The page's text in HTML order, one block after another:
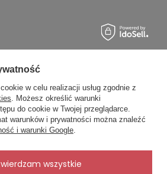
ZAMÓWIENIE
zamówienia
przesyłki
zwrócić produkt
×
✨ Asystent zakupowy
Napisz czego szukasz — pokażę
gotowe propozycje.
w celu realizacji usług zgodnie z
. Możesz określić warunki
do cookie w Twojej przeglądarce.
warunków i prywatności można znaleźć
i warunki Google.
wszystkie